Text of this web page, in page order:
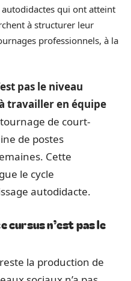
qui ont atteint
à structurer leur
professionnels, à la
pas le niveau
travailler en équipe
de court-
de postes
Cette
le cycle
autodidacte.
cursus n’est pas le
la production de